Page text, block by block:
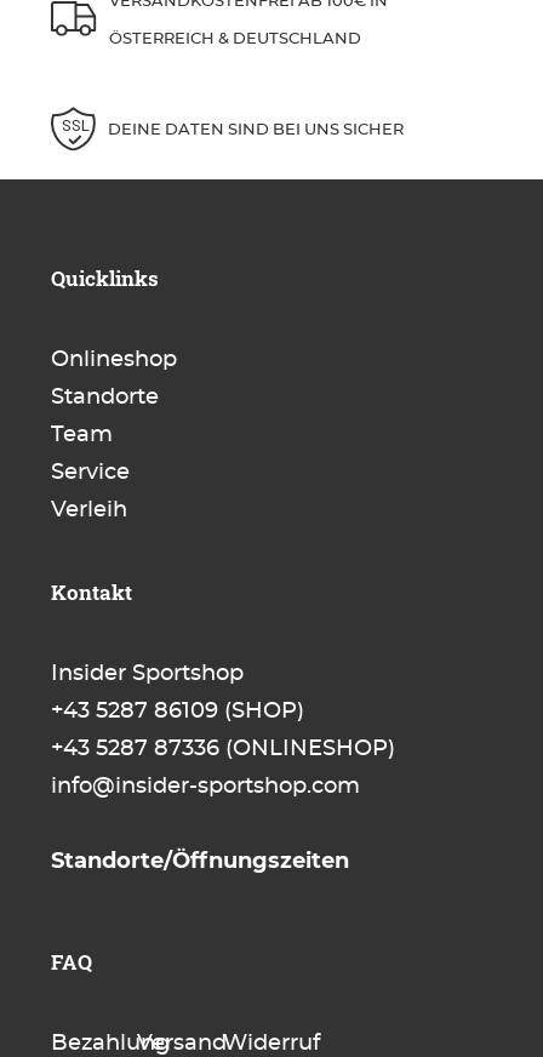
ÖSTERREICH & DEUTSCHLAND
DEINE DATEN SIND BEI UNS SICHER
Quicklinks
Onlineshop
Standorte
Team
Service
Verleih
Kontakt
Insider Sportshop
+43 5287 86109 (SHOP)
+43 5287 87336 (ONLINESHOP)
info@insider-sportshop.com
Standorte/Öffnungszeiten
FAQ
BezahlungVersandWiderruf